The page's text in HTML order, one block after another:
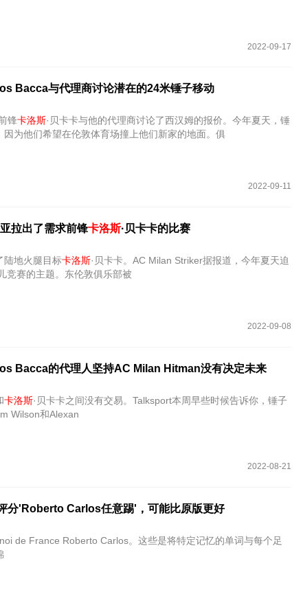
2022-09-17
Bacca与代理商讨论潜在的24米锤子移动
锋卡洛斯·贝卡卡与他的代理商讨论了西汉姆的报价。今年夏天，锤
为他们希望在伦敦体育场撞上他们新家的地面。俱
2022-09-11
拉出了需求前锋卡洛斯·贝卡卡的比赛
陆地火腿目标卡洛斯·贝卡卡。AC Milan Striker据报道，今年夏天迫
竞赛的主题。东伦敦俱乐部被
2022-09-08
Bacca的代理人坚持AC Milan Hitman没有决定未来
卡洛斯·贝卡卡之间没有交易。Talksport本周早些时候告诉你，锤子
Wilson和Alexan
2022-08-21
分'Roberto Carlos任意踢'，可能比原版更好
de France Roberto Carlos。这些是将特定记忆的单词与每个足